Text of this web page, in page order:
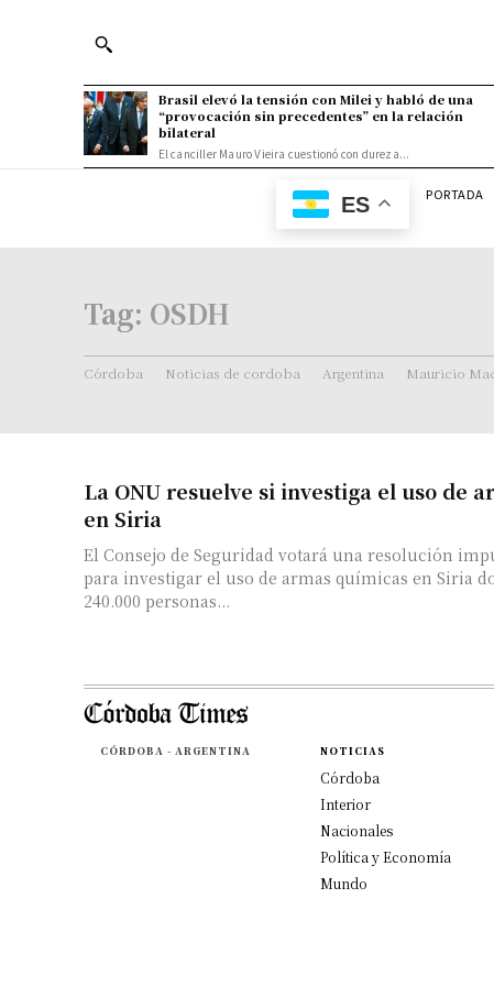
Brasil elevó la tensión con Milei y habló de una
“provocación sin precedentes” en la relación
bilateral
El canciller Mauro Vieira cuestionó con dureza...
ES PORTADA
Tag: OSDH
Córdoba Noticias de cordoba Argentina Mauricio
La ONU resuelve si investiga el uso de
en Siria
El Consejo de Seguridad votará una resolución
para investigar el uso de armas químicas en Siria
240.000 personas...
CÓRDOBA - ARGENTINA NOTICIAS
Córdoba
Interior
Nacionales
Política y Economía
Mundo